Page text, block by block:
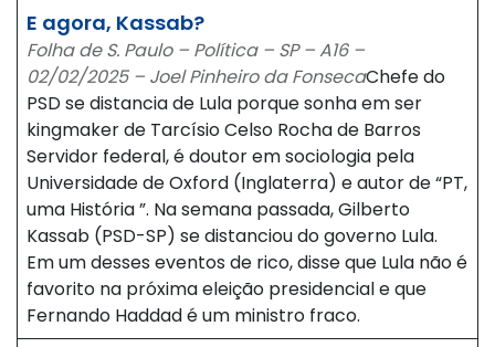
E agora, Kassab?
Folha de S. Paulo – Política – SP – A16 –
02/02/2025 – Joel Pinheiro da FonsecaChefe do
PSD se distancia de Lula porque sonha em ser
kingmaker de Tarcísio Celso Rocha de Barros
Servidor federal, é doutor em sociologia pela
Universidade de Oxford (Inglaterra) e autor de “PT,
uma História ”. Na semana passada, Gilberto
Kassab (PSD-SP) se distanciou do governo Lula.
Em um desses eventos de rico, disse que Lula não é
favorito na próxima eleição presidencial e que
Fernando Haddad é um ministro fraco.